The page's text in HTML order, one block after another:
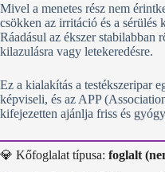
Mivel a menetes rész nem
csökken az irritáció és a sérülés
Ráadásul az ékszer stabilabban
kilazulásra vagy letekeredésre.
Ez a kialakítás a testékszeripar
képviseli, és az APP
kifejezetten ajánlja friss és
💎 Kőfoglalat típusa: foglalt